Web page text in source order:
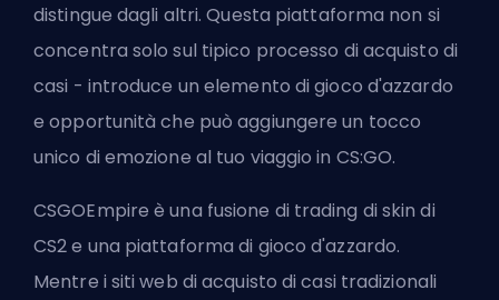
distingue dagli altri. Questa piattaforma non si
concentra solo sul tipico processo di acquisto di
casi - introduce un elemento di gioco d'azzardo
e opportunità che può aggiungere un tocco
unico di emozione al tuo viaggio in CS:GO.
CSGOEmpire è una fusione di trading di skin di
CS2 e una piattaforma di gioco d'azzardo.
Mentre i siti web di acquisto di casi tradizionali